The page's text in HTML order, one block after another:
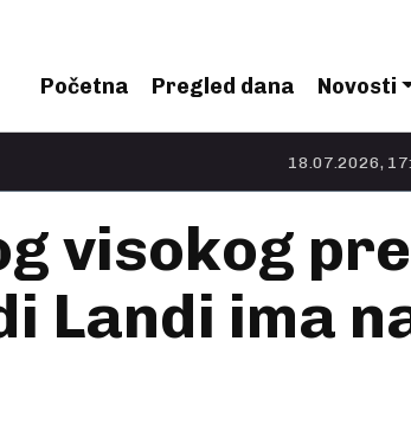
Početna Pregled dana Novosti
18.07.2026, 17:58- Kako je
visokog
Landi ima